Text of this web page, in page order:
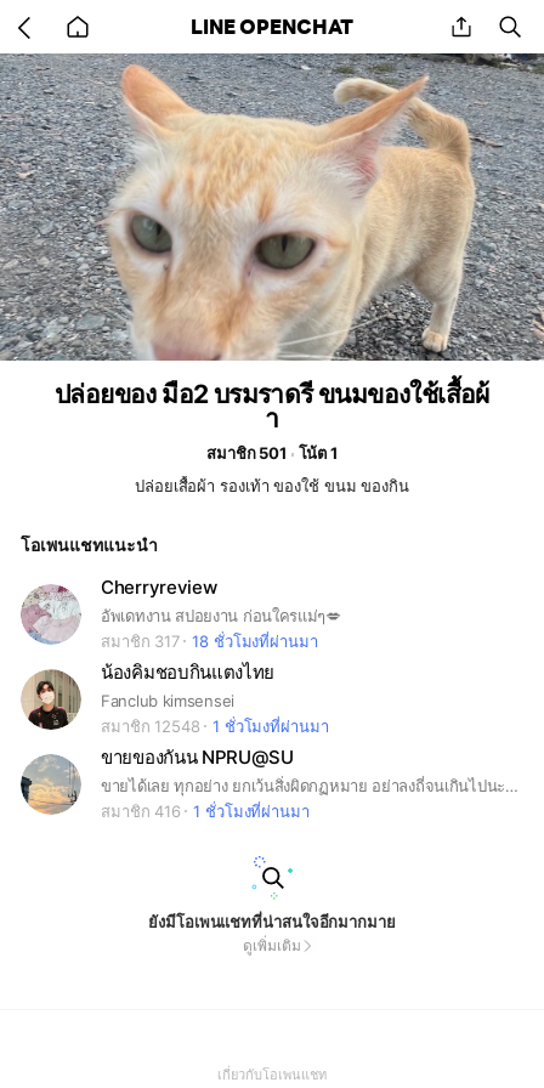
back
to
home
LINE OPENCHAT share
ปล่อยของ มือ2 บรมราดรี ขนมของใช้เสื้อผ้
า
สมาชิก 501
โน้ต 1
ปล่อยเสื้อผ้า รองเท้า ของใช้ ขนม ของกิน
โอเพนแชทแนะนำ
Cherryreview
อัพเดทงาน สปอยงาน ก่อนใครแม่ๆ💋
สมาชิก 317
18 ชั่วโมงที่ผ่านมา
น้องคิมชอบกินแตงไทย
Fanclub kimsensei
สมาชิก 12548
1 ชั่วโมงที่ผ่านมา
ขายของกันน NPRU@SU
ขายได้เลย ทุกอย่าง ยกเว้นสิ่งผิดกฏหมาย อย่าลงถี่จนเกินไปนะงับ
สมาชิก 416
1 ชั่วโมงที่ผ่านมา
ยังมีโอเพนแชทที่น่าสนใจอีกมากมาย
ดูเพิ่มเติม
เกี่ยวกับโอเพนแชท(Open